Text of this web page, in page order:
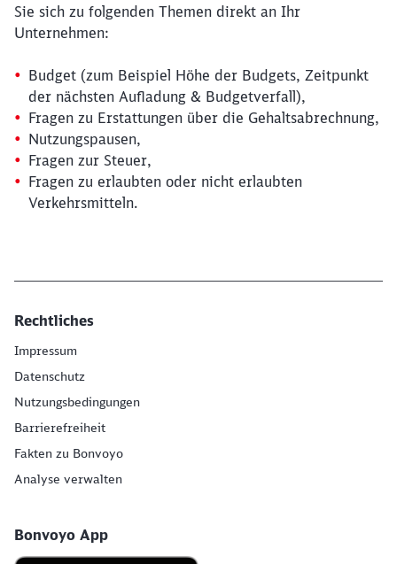
Sie sich zu folgenden Themen direkt an Ihr
Unternehmen:
Budget (zum Beispiel Höhe der Budgets, Zeitpunkt
der nächsten Aufladung & Budgetverfall),
Fragen zu Erstattungen über die Gehaltsabrechnung,
Nutzungspausen,
Fragen zur Steuer,
Fragen zu erlaubten oder nicht erlaubten
Verkehrsmitteln.
Rechtliches
Impressum
Datenschutz
Nutzungsbedingungen
Barrierefreiheit
Fakten zu Bonvoyo
Analyse verwalten
Bonvoyo App
Möchten Sie zu
Abbrechen Weiter